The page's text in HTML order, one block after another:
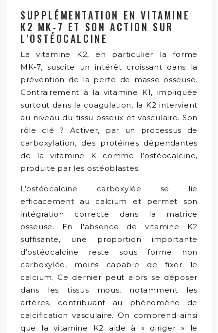
SUPPLÉMENTATION EN VITAMINE
K2 MK-7 ET SON ACTION SUR
L’OSTÉOCALCINE
La vitamine K2, en particulier la forme
MK‑7, suscite un intérêt croissant dans la
prévention de la perte de masse osseuse.
Contrairement à la vitamine K1, impliquée
surtout dans la coagulation, la K2 intervient
au niveau du tissu osseux et vasculaire. Son
rôle clé ? Activer, par un processus de
carboxylation, des protéines dépendantes
de la vitamine K comme l’ostéocalcine,
produite par les ostéoblastes.
L’ostéocalcine carboxylée se lie
efficacement au calcium et permet son
intégration correcte dans la matrice
osseuse. En l’absence de vitamine K2
suffisante, une proportion importante
d’ostéocalcine reste sous forme non
carboxylée, moins capable de fixer le
calcium. Ce dernier peut alors se déposer
dans les tissus mous, notamment les
artères, contribuant au phénomène de
calcification vasculaire. On comprend ainsi
que la vitamine K2 aide à « diriger » le